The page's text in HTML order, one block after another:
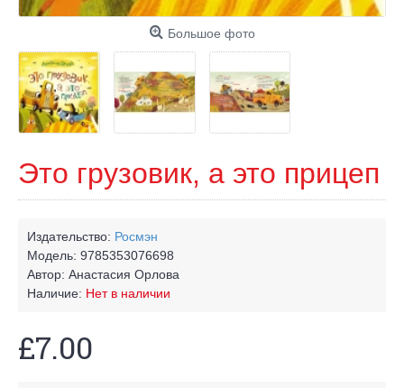
Большое фото
Это грузовик, а это прицеп
Издательство: Росмэн
Модель: 9785353076698
Автор: Анастасия Орлова
Наличие: Нет в наличии
£7.00